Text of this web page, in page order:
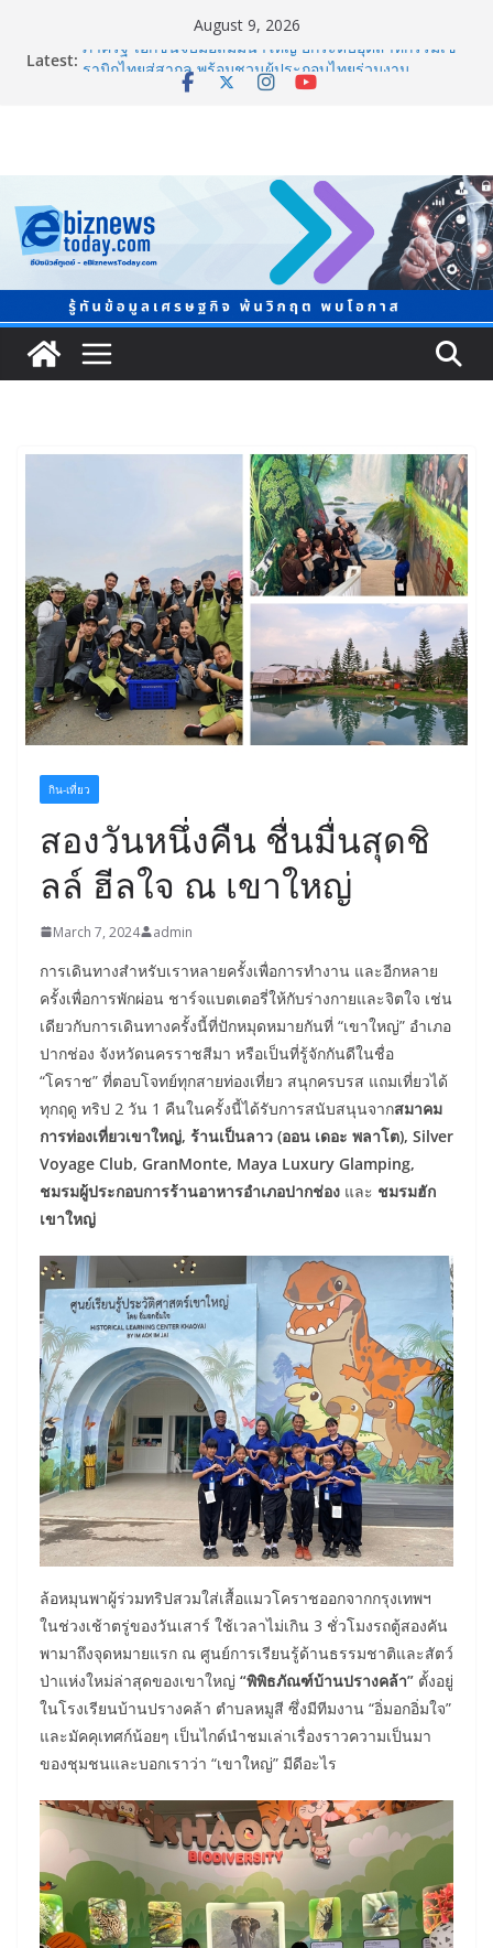
August 9, 2026
Latest: ภาครัฐ-เอกชนจับมือสัมมนาใหญ่ ยกระดับอุตสาหกรรมเซ
รามิกไทยสู่สากล พร้อมชวนผู้ประกอบไทยร่วมงาน
นิทรรศการยกระดับ…ความเป็นห่วง” ในงาน Hug
ยิ่งใหญ่ Thailand e-Commerce Expo 2026 ผนึกกว่า 50
พันธมิตร ปั้นผู้ประกอบการไทยสู่ตลาดโลก คาดเงินสะพัด
กว่า 300 ล้านบาท
LORDNINE จัดศึกคนดังสายเกม ไทย ปะทะ ฟิลิปปินส์ ใน
“Rise of the Tenth Lord” เปิดสงครามกิลด์ข้ามประเทศ
ฉลองเซิร์ฟเวอร์ใหม่ เฮเลนา
แพทย์เผย โรคไม่ติดต่อเรื้อรัง NCDs คร่าชีวิตคนไทยก่อน
วัยอันควร ทำสูญเสียทางเศรษฐกิจมหาศาล 1.6 ล้านล้าน
กิน-เที่ยว
สองวันหนึ่งคืน ชื่นมื่นสุดชิ
ลล์ ฮีลใจ ณ เขาใหญ่
March 7, 2024 admin
การเดินทางสำหรับเราหลายครั้งเพื่อการทำงาน และอีกหลาย
ครั้งเพื่อการพักผ่อน ชาร์จแบตเตอรี่ให้กับร่างกายและจิตใจ เช่น
เดียวกับการเดินทางครั้งนี้ที่ปักหมุดหมายกันที่ “เขาใหญ่” อำเภอ
ปากช่อง จังหวัดนครราชสีมา หรือเป็นที่รู้จักกันดีในชื่อ
“โคราช” ที่ตอบโจทย์ทุกสายท่องเที่ยว สนุกครบรส แถมเที่ยวได้
ทุกฤดู ทริป 2 วัน 1 คืนในครั้งนี้ได้รับการสนับสนุนจากสมาคม
การท่องเที่ยวเขาใหญ่, ร้านเป็นลาว (ออน เดอะ พลาโต), Silver
Voyage Club, GranMonte, Maya Luxury Glamping,
ชมรมผู้ประกอบการร้านอาหารอำเภอปากช่อง และ ชมรมฮัก
เขาใหญ่
ล้อหมุนพาผู้ร่วมทริปสวมใส่เสื้อแมวโคราชออกจากกรุงเทพฯ
ในช่วงเช้าตรู่ของวันเสาร์ ใช้เวลาไม่เกิน 3 ชั่วโมงรถตู้สองคัน
พามาถึงจุดหมายแรก ณ ศูนย์การเรียนรู้ด้านธรรมชาติและสัตว์
ป่าแห่งใหม่ล่าสุดของเขาใหญ่ “พิพิธภัณฑ์บ้านปรางคล้า” ตั้งอยู่
ในโรงเรียนบ้านปรางคล้า ตำบลหมูสี ซึ่งมีทีมงาน “อิ่มอกอิ่มใจ”
และมัคคุเทศก์น้อยๆ เป็นไกด์นำชมเล่าเรื่องราวความเป็นมา
ของชุมชนและบอกเราว่า “เขาใหญ่” มีดีอะไร